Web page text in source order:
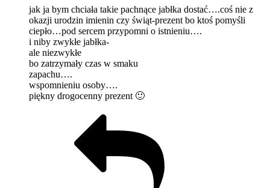
jak ja bym chciała takie pachnące jabłka dostać….coś nie z
okazji urodzin imienin czy świąt-prezent bo ktoś pomyśli
ciepło…pod sercem przypomni o istnieniu….
i niby zwykłe jabłka-
ale niezwykłe
bo zatrzymały czas w smaku
zapachu….
wspomnieniu osoby….
piękny drogocenny prezent 🙂